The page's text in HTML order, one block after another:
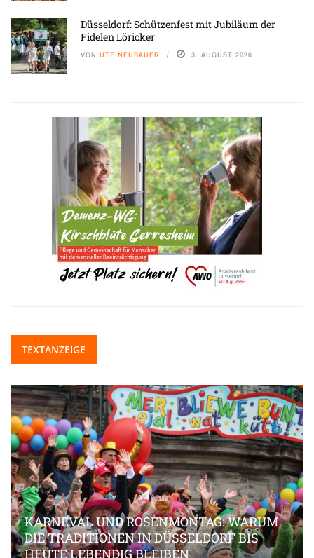
Düsseldorf: Schützenfest mit Jubiläum der
Fidelen Löricker
VON UTE NEUBAUER 3. AUGUST 2026
TEXTANZEIGE
KARNEVAL UND ROSENMONTAG: WARUM
DIE TRADITIONEN IN DÜSSELDORF BIS
HEUTE LEBENDIG BLEIBEN